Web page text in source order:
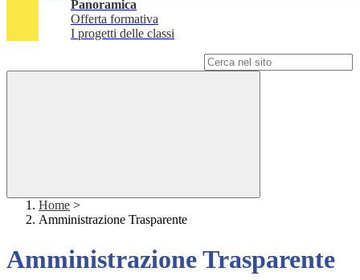
Panoramica
Offerta formativa
I progetti delle classi
Home >
Amministrazione Trasparente
Amministrazione Trasparente